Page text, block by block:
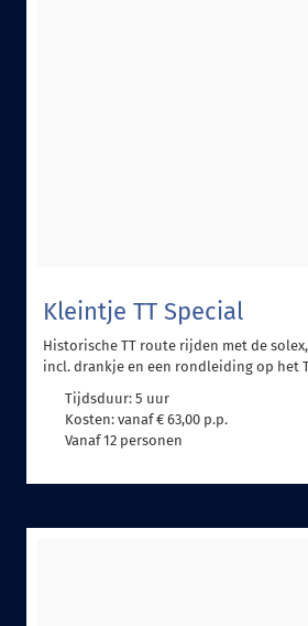
Kleintje TT Special
Historische TT route rijden met de
incl. drankje en een rondleiding op het
Tijdsduur: 5 uur
Kosten: vanaf € 63,00 p.p.
Vanaf 12 personen